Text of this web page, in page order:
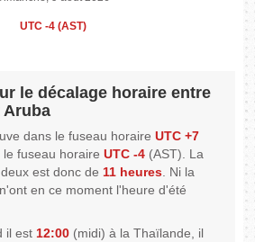
UTC -4 (AST)
le décalage horaire entre
Aruba
dans le fuseau horaireUTC +7
le fuseau horaireUTC -4 (AST). La
est donc de11 heures. Ni la
en ce moment l'heure d'été
il est12:00 (midi) à la Thaïlande, il